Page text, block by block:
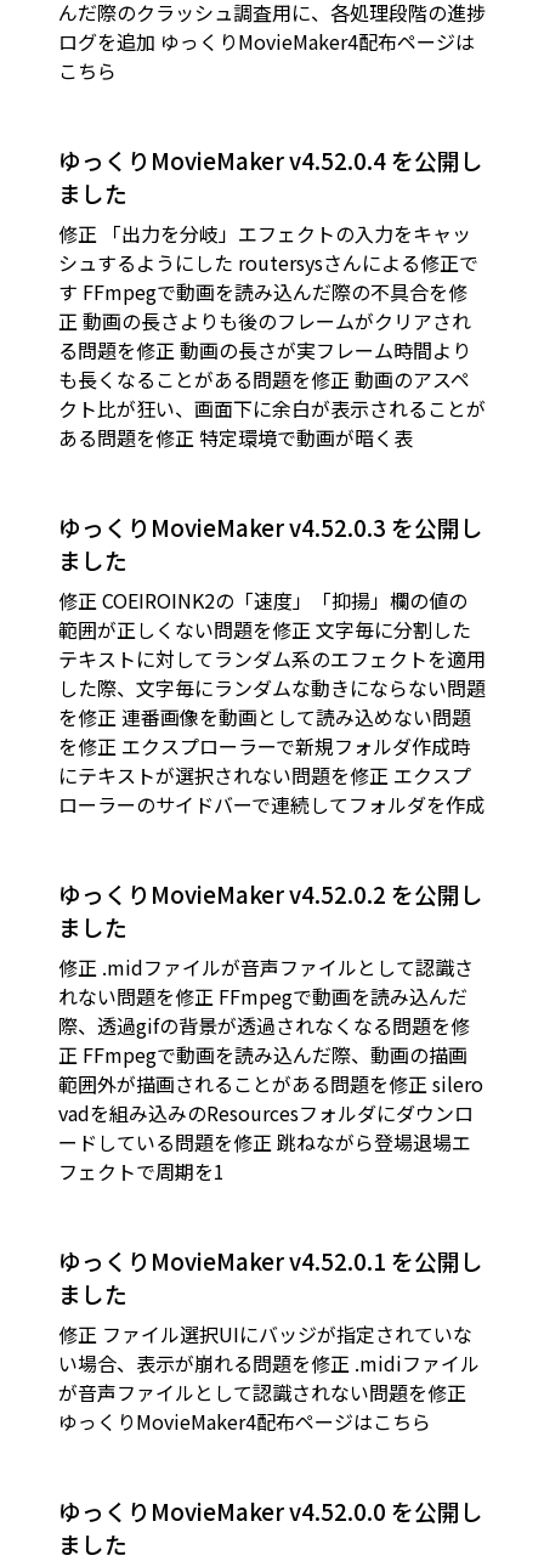
んだ際のクラッシュ調査用に、各処理段階の進捗
ログを追加 ゆっくりMovieMaker4配布ページは
こちら
ゆっくりMovieMaker v4.52.0.4 を公開し
ました
修正 「出力を分岐」エフェクトの入力をキャッ
シュするようにした routersysさんによる修正で
す FFmpegで動画を読み込んだ際の不具合を修
正 動画の長さよりも後のフレームがクリアされ
る問題を修正 動画の長さが実フレーム時間より
も長くなることがある問題を修正 動画のアスペ
クト比が狂い、画面下に余白が表示されることが
ある問題を修正 特定環境で動画が暗く表
ゆっくりMovieMaker v4.52.0.3 を公開し
ました
修正 COEIROINK2の「速度」「抑揚」欄の値の
範囲が正しくない問題を修正 文字毎に分割した
テキストに対してランダム系のエフェクトを適用
した際、文字毎にランダムな動きにならない問題
を修正 連番画像を動画として読み込めない問題
を修正 エクスプローラーで新規フォルダ作成時
にテキストが選択されない問題を修正 エクスプ
ローラーのサイドバーで連続してフォルダを作成
ゆっくりMovieMaker v4.52.0.2 を公開し
ました
修正 .midファイルが音声ファイルとして認識さ
れない問題を修正 FFmpegで動画を読み込んだ
際、透過gifの背景が透過されなくなる問題を修
正 FFmpegで動画を読み込んだ際、動画の描画
範囲外が描画されることがある問題を修正 silero
vadを組み込みのResourcesフォルダにダウンロ
ードしている問題を修正 跳ねながら登場退場エ
フェクトで周期を1
ゆっくりMovieMaker v4.52.0.1 を公開し
ました
修正 ファイル選択UIにバッジが指定されていな
い場合、表示が崩れる問題を修正 .midiファイル
が音声ファイルとして認識されない問題を修正
ゆっくりMovieMaker4配布ページはこちら
ゆっくりMovieMaker v4.52.0.0 を公開し
ました